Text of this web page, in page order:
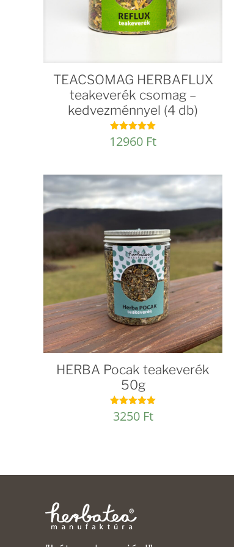
TEACSOMAG HERBAFLUX
teakeverék csomag –
kedvezménnyel (4 db)
Értékelés:
4.96
12960 Ft
HERBA Pocak teakeverék
50g
Értékelés:
5.00
3250 Ft